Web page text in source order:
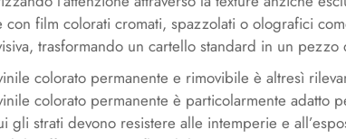
con film colorati cromati, spazzolati o olografici
trasformando un cartello standard in un
colorato permanente e rimovibile è altresì
colorato permanente è particolarmente adatto
gli strati devono resistere alle intemperie e